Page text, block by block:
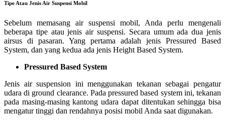
Tipe Atau Jenis Air Suspensi Mobil
Sebelum memasang air suspensi mobil, Anda perlu mengenali
beberapa tipe atau jenis air suspensi. Secara umum ada dua jenis
airsus di pasaran. Yang pertama adalah jenis Pressured Based
System, dan yang kedua ada jenis Height Based System.
Pressured Based System
Jenis air suspension ini menggunakan tekanan sebagai pengatur
udara di ground clearance. Pada pressured based system ini, tekanan
pada masing-masing kantong udara dapat ditentukan sehingga bisa
mengatur tinggi dan rendahnya posisi mobil Anda saat digunakan.